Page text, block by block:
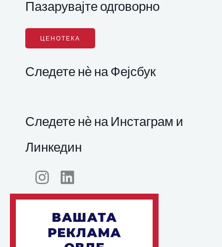
Пазарувајте одговорно
ЦЕНОТЕКА
Следете нѐ на Фејсбук
Следете нѐ на Инстаграм и
Линкедин